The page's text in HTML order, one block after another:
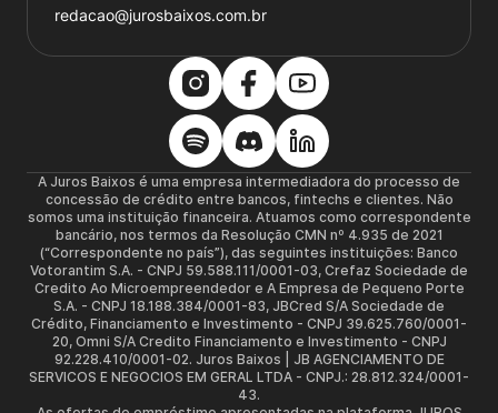
redacao@jurosbaixos.com.br
A Juros Baixos é uma empresa intermediadora do processo de
concessão de crédito entre bancos, fintechs e clientes. Não
somos uma instituição financeira. Atuamos como correspondente
bancário, nos termos da Resolução CMN nº 4.935 de 2021
(“Correspondente no país”), das seguintes instituições: Banco
Votorantim S.A. - CNPJ 59.588.111/0001-03, Crefaz Sociedade de
Credito Ao Microempreendedor e A Empresa de Pequeno Porte
S.A. - CNPJ 18.188.384/0001-83, JBCred S/A Sociedade de
Crédito, Financiamento e Investimento - CNPJ 39.625.760/0001-
20, Omni S/A Credito Financiamento e Investimento - CNPJ
92.228.410/0001-02. Juros Baixos | JB AGENCIAMENTO DE
SERVICOS E NEGOCIOS EM GERAL LTDA - CNPJ.: 28.812.324/0001-
43.